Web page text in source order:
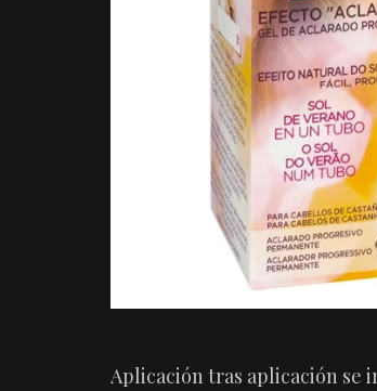
Aplicación tras aplicación se